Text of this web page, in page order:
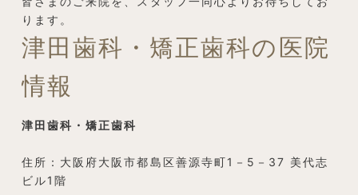
ります。
津田歯科・矯正歯科の医院
情報
津田歯科・矯正歯科
住所：大阪府大阪市都島区善源寺町1－5－37 美代志
ビル1階